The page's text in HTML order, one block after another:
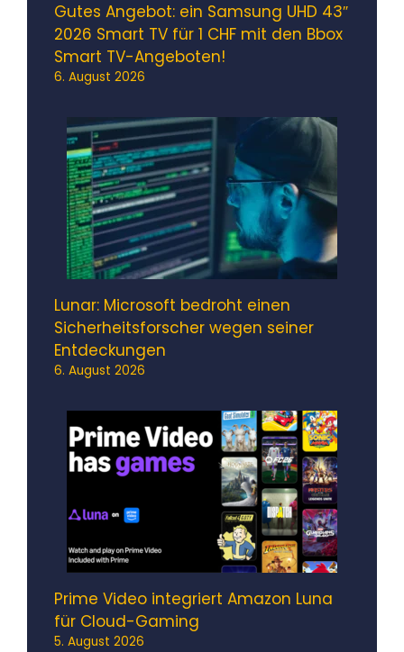
Gutes Angebot: ein Samsung UHD 43″
2026 Smart TV für 1 CHF mit den Bbox
Smart TV-Angeboten!
6. August 2026
Lunar: Microsoft bedroht einen
Sicherheitsforscher wegen seiner
Entdeckungen
6. August 2026
Prime Video integriert Amazon Luna
für Cloud-Gaming
5. August 2026